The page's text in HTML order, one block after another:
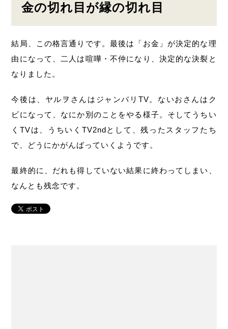
金の切れ目が縁の切れ目
結局、この格言通りです。最後は「お金」が決定的な理
由になって、二人は喧嘩・不仲になり、決定的な決裂と
なりました。
今後は、ヤルヲさんはジャンバリTV。ないおさんはク
ビになって、なにか別のことをやる様子。そしてうちい
くTVは、うちいくTV2ndとして、残ったスタッフたち
で、どうにかがんばっていくようです。
最終的に、だれも得していない結果に終わってしまい、
なんとも残念です。